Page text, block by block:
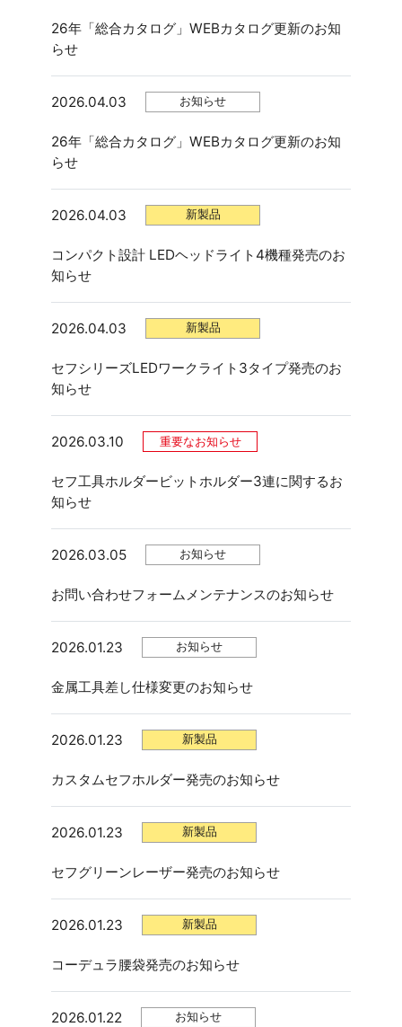
26年「総合カタログ」WEBカタログ更新のお知
らせ
2026.04.03 お知らせ
26年「総合カタログ」WEBカタログ更新のお知
らせ
2026.04.03 新製品
コンパクト設計 LEDヘッドライト4機種発売のお
知らせ
2026.04.03 新製品
セフシリーズLEDワークライト3タイプ発売のお
知らせ
2026.03.10 重要なお知らせ
セフ工具ホルダービットホルダー3連に関するお
知らせ
2026.03.05 お知らせ
お問い合わせフォームメンテナンスのお知らせ
2026.01.23 お知らせ
金属工具差し仕様変更のお知らせ
2026.01.23 新製品
カスタムセフホルダー発売のお知らせ
2026.01.23 新製品
セフグリーンレーザー発売のお知らせ
2026.01.23 新製品
コーデュラ腰袋発売のお知らせ
2026.01.22 お知らせ